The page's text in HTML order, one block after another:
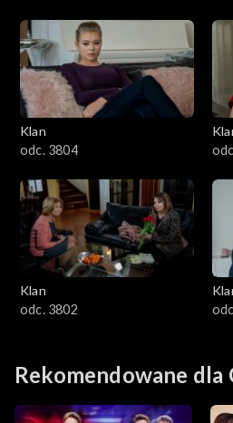
Klan
odc. 3804
Klan
odc. 3802
Rekomendowane dla